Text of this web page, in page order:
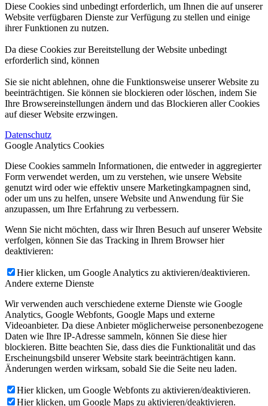
Diese Cookies sind unbedingt erforderlich, um Ihnen die auf unserer
Website verfügbaren Dienste zur Verfügung zu stellen und einige
ihrer Funktionen zu nutzen.
Da diese Cookies zur Bereitstellung der Website unbedingt
erforderlich sind, können
Sie sie nicht ablehnen, ohne die Funktionsweise unserer Website zu
beeinträchtigen. Sie können sie blockieren oder löschen, indem Sie
Ihre Browsereinstellungen ändern und das Blockieren aller Cookies
auf dieser Website erzwingen.
Datenschutz
Google Analytics Cookies
Diese Cookies sammeln Informationen, die entweder in aggregierter
Form verwendet werden, um zu verstehen, wie unsere Website
genutzt wird oder wie effektiv unsere Marketingkampagnen sind,
oder um uns zu helfen, unsere Website und Anwendung für Sie
anzupassen, um Ihre Erfahrung zu verbessern.
Wenn Sie nicht möchten, dass wir Ihren Besuch auf unserer Website
verfolgen, können Sie das Tracking in Ihrem Browser hier
deaktivieren:
Hier klicken, um Google Analytics zu aktivieren/deaktivieren.
Andere externe Dienste
Wir verwenden auch verschiedene externe Dienste wie Google
Analytics, Google Webfonts, Google Maps und externe
Videoanbieter. Da diese Anbieter möglicherweise personenbezogene
Daten wie Ihre IP-Adresse sammeln, können Sie diese hier
blockieren. Bitte beachten Sie, dass dies die Funktionalität und das
Erscheinungsbild unserer Website stark beeinträchtigen kann.
Änderungen werden wirksam, sobald Sie die Seite neu laden.
Hier klicken, um Google Webfonts zu aktivieren/deaktivieren.
Hier klicken, um Google Maps zu aktivieren/deaktivieren.